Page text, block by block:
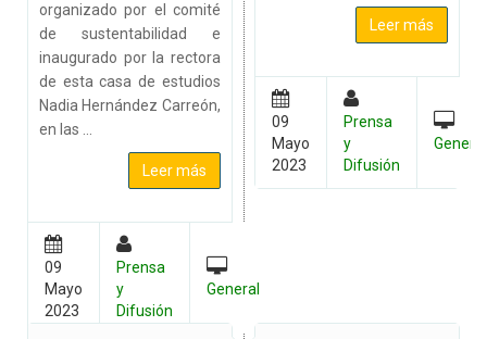
organizado por el comité
de sustentabilidad e
inaugurado por la rectora
de esta casa de estudios
Nadia Hernández Carreón,
en las ...
Leer más
09
Mayo
2023
Prensa
y
Difusión
General
Leer más
09
Mayo
2023
Prensa
y
Difusión
General